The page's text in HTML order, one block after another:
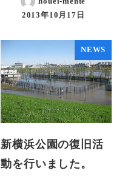
2013年10月17日
NEWS
新横浜公園の復旧活
動を行いました。